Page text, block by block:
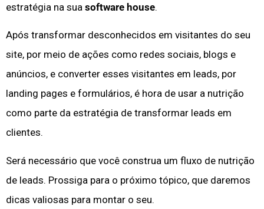
estratégia na sua software house.
Após transformar desconhecidos em visitantes do seu
site, por meio de ações como redes sociais, blogs e
anúncios, e converter esses visitantes em leads, por
landing pages e formulários, é hora de usar a nutrição
como parte da estratégia de transformar leads em
clientes.
Será necessário que você construa um fluxo de nutrição
de leads. Prossiga para o próximo tópico, que daremos
dicas valiosas para montar o seu.